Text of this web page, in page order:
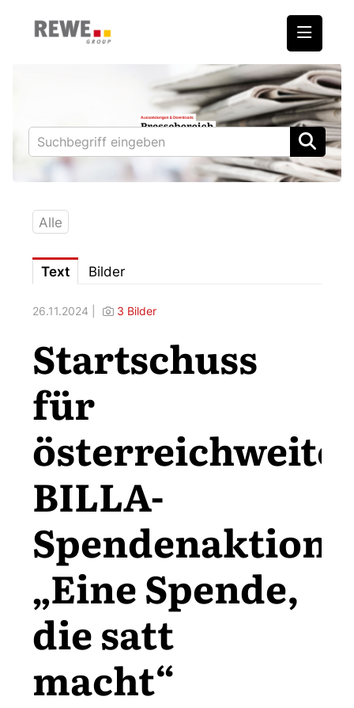
REWE International AG
BILLA
PENNY
BIPA
Downloads
Fotos – Vorstand
Kontakt
Alle
Text Bilder
26.11.2024 | 3 Bilder
Startschuss
für
österreichweite
BILLA-
Spendenaktion
„Eine Spende,
die satt
macht“